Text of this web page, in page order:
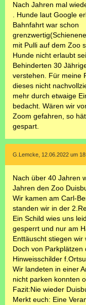
Nach Jahren mal
. Hunde laut Google
Bahnfahrt war schon
mit Pulli auf dem Zoo
Hunde nicht erlaubt
Behinderten 30
verstehen. Für meine
dieses nicht
mehr durch etwaige
bedacht. Wären wir
Zoom gefahren, so
gespart.
G.Lemcke, 12.06.2022 um
Nach über 40 Jahren
Jahren den Zoo
Wir kamen am Carl-
standen wir in der
Ein Schild wies uns
gesperrt und nur am
Enttäuscht stiegen wir
Doch von
Hinweisschilder
Wir landeten in einer
nicht parken konnten
Fazit:Nie wieder
Merkt euch: Eine